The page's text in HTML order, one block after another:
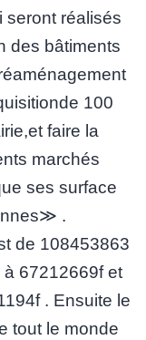
seront réalisés
des bâtiments
100
faire la
marchés
ses surface
.
de 108453863
à 67212669f et
. Ensuite le
tout le monde